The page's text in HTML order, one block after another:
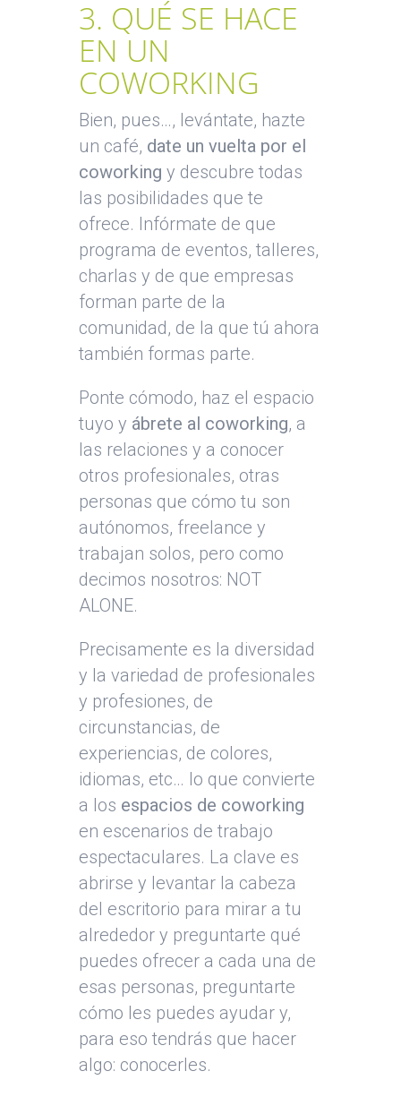
3. QUÉ SE HACE
EN UN
COWORKING
Bien, pues…, levántate, hazte
un café, date un vuelta por el
coworking y descubre todas
las posibilidades que te
ofrece. Infórmate de que
programa de eventos, talleres,
charlas y de que empresas
forman parte de la
comunidad, de la que tú ahora
también formas parte.
Ponte cómodo, haz el espacio
tuyo y ábrete al coworking, a
las relaciones y a conocer
otros profesionales, otras
personas que cómo tu son
autónomos, freelance y
trabajan solos, pero como
decimos nosotros: NOT
ALONE.
Precisamente es la diversidad
y la variedad de profesionales
y profesiones, de
circunstancias, de
experiencias, de colores,
idiomas, etc… lo que convierte
a los espacios de coworking
en escenarios de trabajo
espectaculares. La clave es
abrirse y levantar la cabeza
del escritorio para mirar a tu
alrededor y preguntarte qué
puedes ofrecer a cada una de
esas personas, preguntarte
cómo les puedes ayudar y,
para eso tendrás que hacer
algo: conocerles.